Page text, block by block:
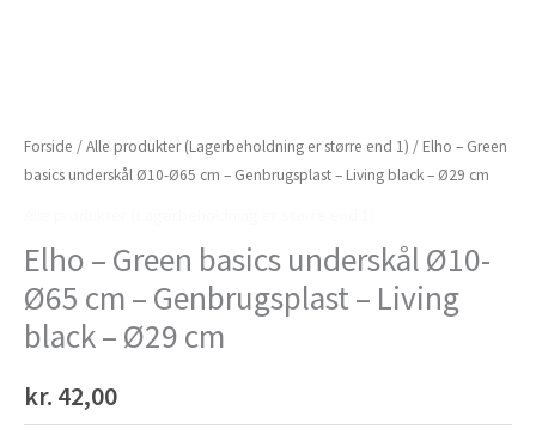
Forside /Alle produkter (Lagerbeholdning er større end 1) / Elho – Green
basics underskål Ø10-Ø65 cm – Genbrugsplast – Living black – Ø29 cm
Elho – Green basics underskål Ø10-
Ø65 cm – Genbrugsplast – Living
black – Ø29 cm
kr. 42,00